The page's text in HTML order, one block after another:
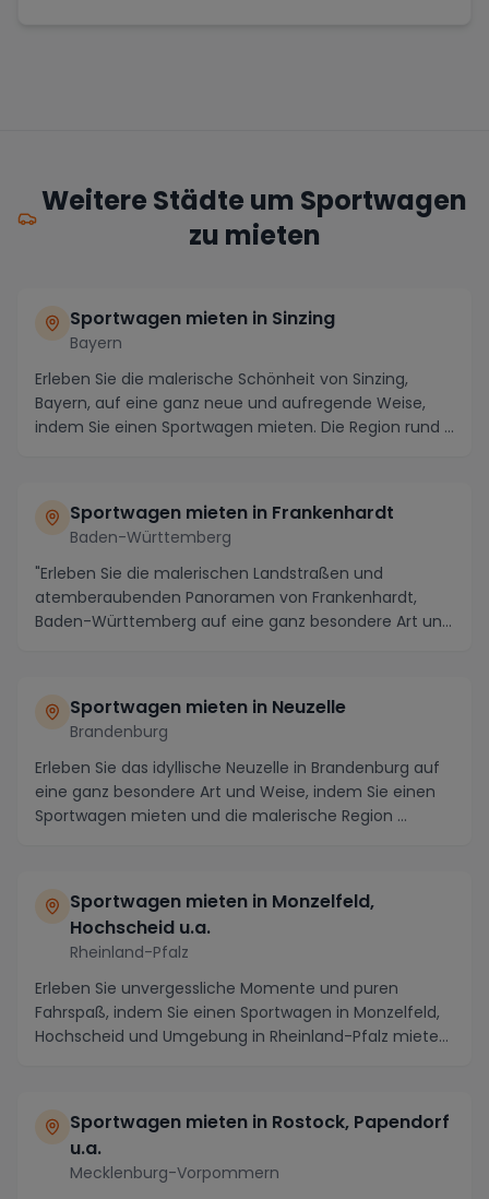
Weitere Städte um Sportwagen
zu mieten
Sportwagen mieten in Sinzing
Bayern
Erleben Sie die malerische Schönheit von Sinzing,
Bayern, auf eine ganz neue und aufregende Weise,
indem Sie einen Sportwagen mieten. Die Region rund ...
Sportwagen mieten in Frankenhardt
Baden-Württemberg
"Erleben Sie die malerischen Landstraßen und
atemberaubenden Panoramen von Frankenhardt,
Baden-Württemberg auf eine ganz besondere Art und
Sportwagen mieten in Neuzelle
Brandenburg
Erleben Sie das idyllische Neuzelle in Brandenburg auf
eine ganz besondere Art und Weise, indem Sie einen
Sportwagen mieten und die malerische Region ...
Sportwagen mieten in Monzelfeld,
Hochscheid u.a.
Rheinland-Pfalz
Erleben Sie unvergessliche Momente und puren
Fahrspaß, indem Sie einen Sportwagen in Monzelfeld,
Hochscheid und Umgebung in Rheinland-Pfalz mieten.
Sportwagen mieten in Rostock, Papendorf
u.a.
Mecklenburg-Vorpommern